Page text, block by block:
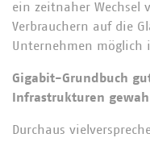
ein zeitnaher Wechsel
Verbrauchern auf die
Unternehmen möglich
Gigabit-Grundbuch
Infrastrukturen
Durchaus